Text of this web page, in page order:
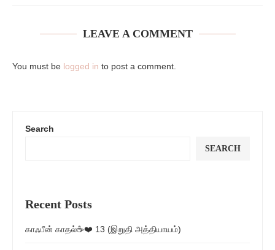
LEAVE A COMMENT
You must be logged in to post a comment.
Search
SEARCH
Recent Posts
காஃபீன் காதல்☕❤️ 13 (இறுதி அத்தியாயம்)